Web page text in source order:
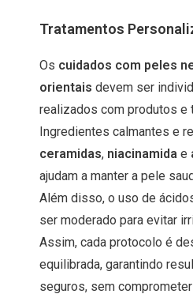
Tratamentos
Os cuidados com peles
orientais devem ser
realizados com produtos e
Ingredientes calmantes e
ceramidas, niacinamida e
ajudam a manter a pele
Além disso, o uso de
ser moderado para evitar
Assim, cada protocolo é
equilibrada, garantindo
seguros, sem